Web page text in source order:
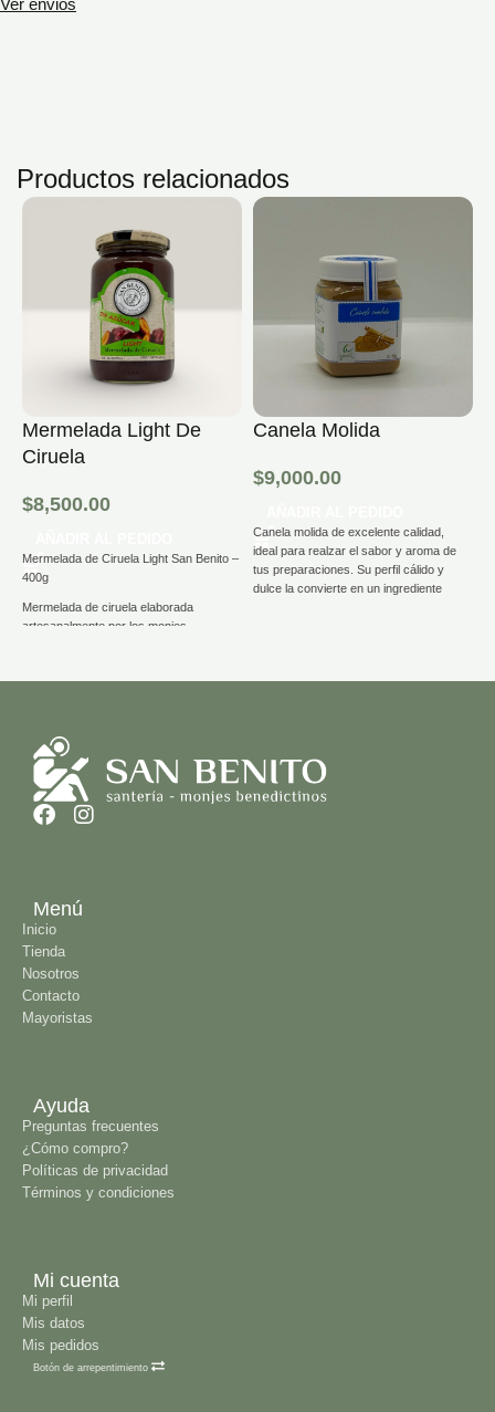
Ver envios
Productos relacionados
Mermelada Light De
Ciruela
$8,500.00
Mermelada de Ciruela Light San Benito –
400g
Mermelada de ciruela elaborada
artesanalmente por los monjes
tradicionales que conservan el sabor
endulzada con jugo de uva concentrado,
logrando un dulzor equilibrado sin
azúcar agregada.
Canela Molida
$9,000.00
Canela molida de excelente calidad,
ideal para realzar el sabor y aroma de
tus preparaciones. Su perfil cálido y
dulce la convierte en un ingrediente
conservación del producto y facilita su
Menú
Inicio
Tienda
Nosotros
Contacto
Mayoristas
Ayuda
Preguntas frecuentes
¿Cómo compro?
Políticas de privacidad
Términos y condiciones
Mi cuenta
Mi perfil
Mis datos
Mis pedidos
Botón de arrepentimiento